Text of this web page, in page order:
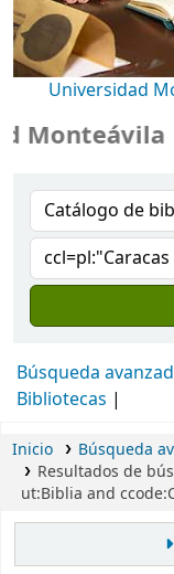
Universidad
Búsqueda
Bibliotecas
Inicio
Búsqueda
Resultados de
ut:Biblia and